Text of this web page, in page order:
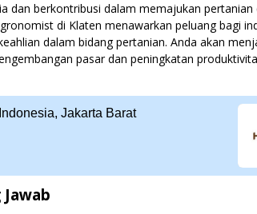
dan berkontribusi dalam memajukan pertanian
di Klaten menawarkan peluang bagi
dalam bidang pertanian. Anda akan
pasar dan peningkatan
Jakarta Barat